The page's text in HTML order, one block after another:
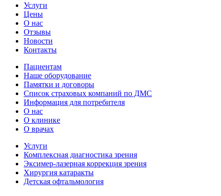
Услуги
Цены
О нас
Отзывы
Новости
Контакты
Пациентам
Наше оборудование
Памятки и договоры
Список страховых компаний по ДМС
Информация для потребителя
О нас
О клинике
О врачах
Услуги
Комплексная диагностика зрения
Эксимер-лазерная коррекция зрения
Хирургия катаракты
Детская офтальмология